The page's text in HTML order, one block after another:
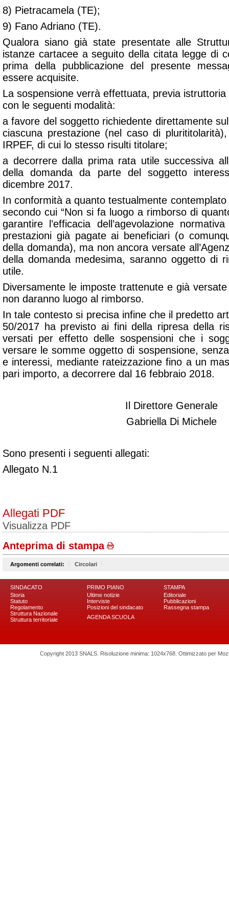
8) Pietracamela (TE);
9) Fano Adriano (TE).
Qualora siano già state presentate alle
istanze cartacee a seguito della citata legge di
prima della pubblicazione del presente
essere acquisite.
La sospensione verrà effettuata, previa
con le seguenti modalità:
a favore del soggetto richiedente direttamente
ciascuna prestazione (nel caso di
IRPEF, di cui lo stesso risulti titolare;
a decorrere dalla prima rata utile successiva
della domanda da parte del soggetto
dicembre 2017.
In conformità a quanto testualmente
secondo cui “Non si fa luogo a rimborso di
garantire l’efficacia dell’agevolazione
prestazioni già pagate ai beneficiari (o
della domanda), ma non ancora versate
della domanda medesima, saranno oggetto di
utile.
Diversamente le imposte trattenute e già versate
non daranno luogo al rimborso.
In tale contesto si precisa infine che il predetto
50/2017 ha previsto ai fini della ripresa della
versati per effetto delle sospensioni che i
versare le somme oggetto di sospensione,
e interessi, mediante rateizzazione fino a un
pari importo, a decorrere dal 16 febbraio 2018.
Il Direttore Generale
Gabriella Di Michele
Sono presenti i seguenti allegati:
Allegato N.1
Allegati PDF
Visualizza PDF
Anteprima di stampa
Argomenti correlati: Circolari
SINDACATO
Storia
Statuto
Regolamento
Struttura Nazionale
Struttura territoriale
PRIMO PIANO
Ultime notizie
Interviste
Posizioni del sindacato
AGENDA SCUOLA
STAMPA
Editoriale
Pubblicazioni
Rassegna stampa
Copyright 2013 SNALS. Risoluzione minima: 1024x768. Ottimizzato per